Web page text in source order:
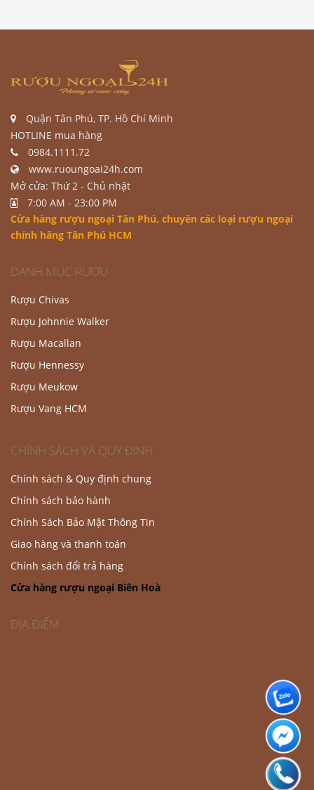
Quận Tân Phú, TP. Hồ Chí Minh
HOTLINE mua hàng
0984.1111.72
www.ruoungoai24h.com
Mở cửa: Thứ 2 - Chủ nhật
7:00 AM - 23:00 PM
Cửa hàng rượu ngoại Tân Phú, chuyên các loại rượu ngoại
chính hãng Tân Phú HCM
DANH MỤC RƯỢU
Rượu Chivas
Rượu Johnnie Walker
Rượu Macallan
Rượu Hennessy
Rượu Meukow
Rượu Vang HCM
CHÍNH SÁCH VÀ QUY ĐỊNH
Chính sách & Quy định chung
Chính sách bảo hành
Chính Sách Bảo Mật Thông Tin
Giao hàng và thanh toán
Chính sách đổi trả hàng
Cửa hàng rượu ngoại Biên Hoà
ĐỊA ĐIỂM